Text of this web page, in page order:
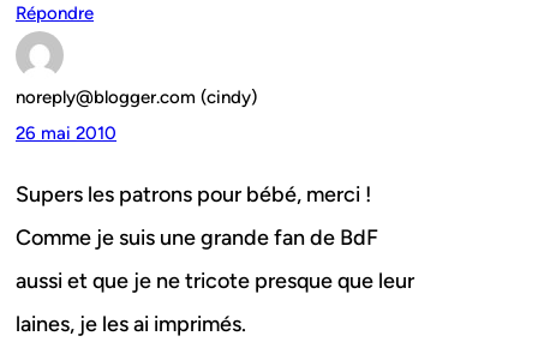
Répondre
noreply@blogger.com (cindy)
26 mai 2010
Supers les patrons pour bébé, merci !
Comme je suis une grande fan de BdF
aussi et que je ne tricote presque que leur
laines, je les ai imprimés.